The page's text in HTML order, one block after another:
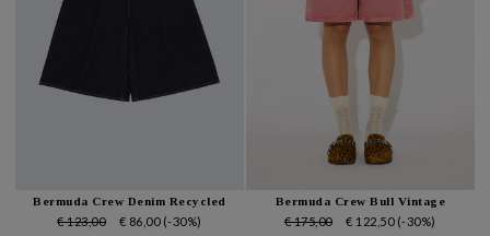
Bermuda Crew Denim Recycled
€ 123,00 € 86,00 (-30%)
Bermuda Crew Bull Vintage
€ 175,00 € 122,50 (-30%)